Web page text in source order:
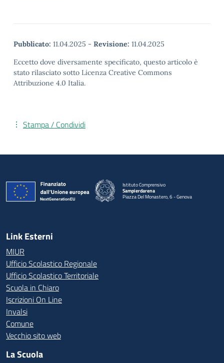
Pubblicato: 11.04.2025 - Revisione: 11.04.2025
Eccetto dove diversamente specificato, questo articolo è
stato rilasciato sotto Licenza Creative Commons
Attribuzione 4.0 Italia.
Stampa / Condividi
Istituto Comprensivo
Sampierdarena
Piazza Del Monastero, 6 - Genova
— Visita la pagina iniziale della scuola
Link Esterni
MIUR
Ufficio Scolastico Regionale
Ufficio Scolastico Territoriale
Scuola in Chiaro
Iscrizioni On Line
Invalsi
Comune
Vecchio sito web
La Scuola